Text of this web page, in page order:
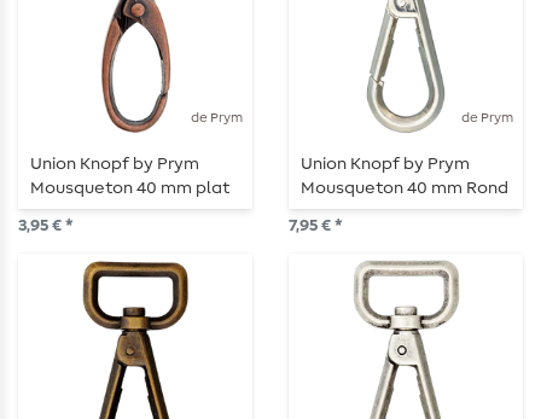
de Prym
Union Knopf by Prym
Mousqueton 40 mm plat
vieux cuivre
3,95 € *
de Prym
Union Knopf by Prym
Mousqueton 40 mm Rond
Argenté
7,95 € *